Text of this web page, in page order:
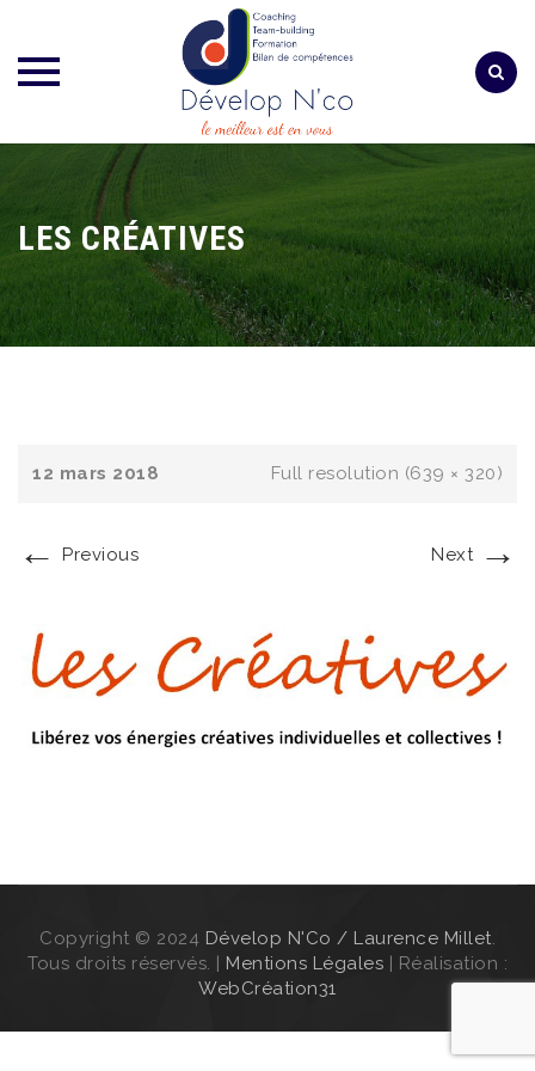
content
LES CRÉATIVES
12 mars 2018 Full resolution (639 × 320)
← Previous Next →
Copyright © 2024 Dévelop N'Co / Laurence Millet.
Tous droits réservés. |
Mentions Légales | Réalisation :
WebCréation31